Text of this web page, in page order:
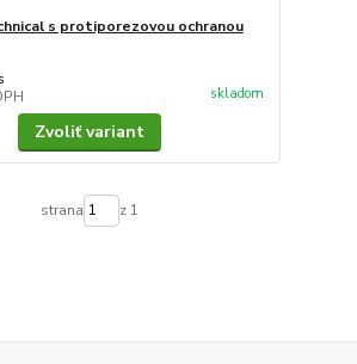
s protiporezovou ochranou
skladom
Zvoliť variant
strana z 1